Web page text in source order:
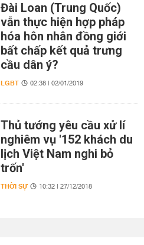
Đài Loan (Trung Quốc)
vẫn thực hiện hợp pháp
hóa hôn nhân đồng giới
bất chấp kết quả trưng
cầu dân ý?
LGBT 02:38 | 02/01/2019
Thủ tướng yêu cầu xử lí
nghiêm vụ '152 khách du
lịch Việt Nam nghi bỏ
trốn'
THỜI SỰ 10:32 | 27/12/2018